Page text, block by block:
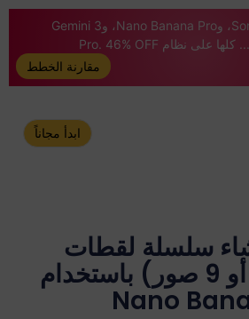
Claude Opus 4.6، وSora 2، وNano Banana Pro، وGemini 3
مقارنة الخطط
ابدأ مجاناً
سلسلة لقطات
متعددة (6 أو 9 صور) باستخدام
Nano